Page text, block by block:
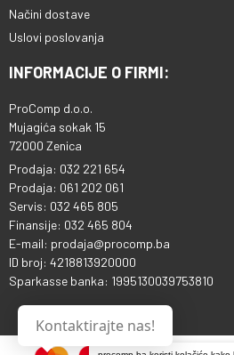
Načini dostave
Uslovi poslovanja
INFORMACIJE O FIRMI:
ProComp d.o.o.
Mujagića sokak 15
72000 Zenica
Prodaja: 032 221 654
Prodaja: 061 202 061
Servis: 032 465 805
Finansije: 032 465 804
E-mail: prodaja@procomp.ba
ID broj: 4218813920000
Sparkasse banka: 1995130039753810
Kontaktirajte nas!